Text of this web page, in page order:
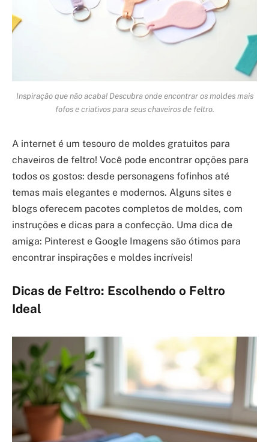
Inspiração que não acaba! Descubra onde encontrar os moldes mais
fofos e criativos para seus chaveiros de feltro.
A internet é um tesouro de moldes gratuitos para
chaveiros de feltro! Você pode encontrar opções para
todos os gostos: desde personagens fofinhos até
temas mais elegantes e modernos. Alguns sites e
blogs oferecem pacotes completos de moldes, com
instruções e dicas para a confecção. Uma dica de
amiga: Pinterest e Google Imagens são ótimos para
encontrar inspirações e moldes incríveis!
Dicas de Feltro: Escolhendo o Feltro
Ideal